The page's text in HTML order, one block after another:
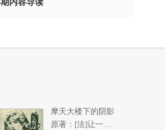
内容导读
摩天大楼下的阴影